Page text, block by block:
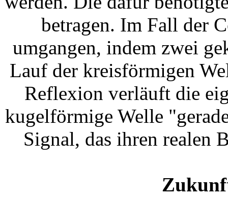
betragen. Im Fall der
umgangen, indem zwei
Lauf der kreisförmigen
Reflexion verläuft die
kugelförmige Welle
Signal, das ihren realen